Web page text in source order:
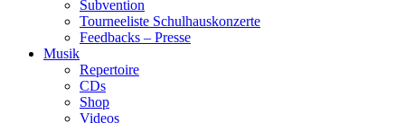
Subvention
Tourneeliste Schulhauskonzerte
Feedbacks – Presse
Musik
Repertoire
CDs
Shop
Videos